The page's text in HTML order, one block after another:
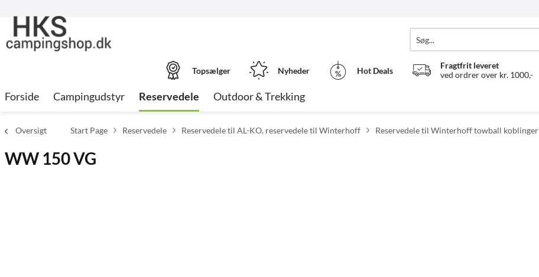
Topsælger Nyheder Hot Deals
Fragtfrit leveret
ved ordrer over kr. 1000,-
Forside Campingudstyr Reservedele Outdoor & Trekking
Oversigt Start Page Reservedele Reservedele til AL-KO, reservedele til Winterhoff Reservedele til Winterhoff towball koblinger
WW 150 VG